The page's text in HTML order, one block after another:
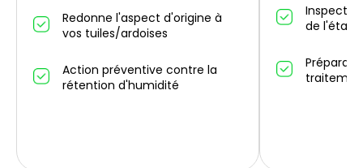
Redonne l'aspect d'origine à
vos tuiles/ardoises
Action préventive contre la
rétention d'humidité
de l'état